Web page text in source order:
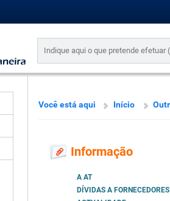
Você está aqui Início
Informação
A AT
DÍVIDAS A FORNECEDORES